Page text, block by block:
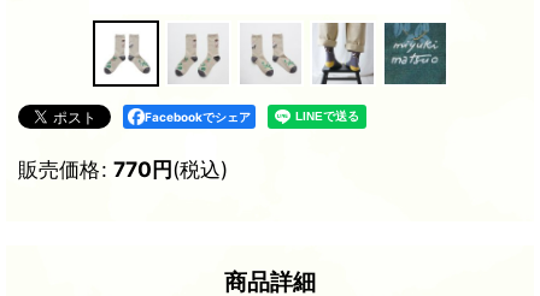
Facebookでシェア
販売価格: 770円(税込)
商品詳細